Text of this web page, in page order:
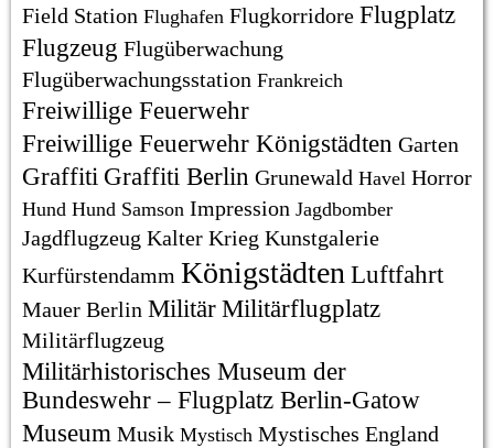
Field Station Flughafen Flugkorridore Flugplatz
Flugzeug Flugüberwachung
Flugüberwachungsstation Frankreich
Freiwillige Feuerwehr
Freiwillige Feuerwehr Königstädten Garten
Graffiti Graffiti Berlin Grunewald Havel Horror
Hund Hund Samson Impression Jagdbomber
Jagdflugzeug Kalter Krieg Kunstgalerie
Kurfürstendamm Königstädten Luftfahrt
Mauer Berlin Militär Militärflugplatz
Militärflugzeug
Militärhistorisches Museum der
Bundeswehr – Flugplatz Berlin-Gatow
Museum Musik Mystisch Mystisches England